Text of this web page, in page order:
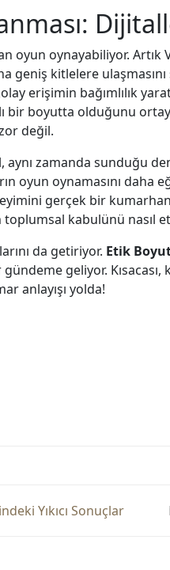
oynayabiliyor. Artık
geniş kitlelere
erişimin bağımlılık
bir boyutta olduğunu
değil.
zamanda sunduğu
oyun oynamasını daha
gerçek bir
kabulünü nasıl
da getiriyor. Etik
gündeme geliyor.
anlayışı yolda!
Yıkıcı Sonuçlar